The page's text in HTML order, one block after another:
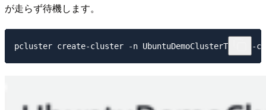
が走らず待機します。